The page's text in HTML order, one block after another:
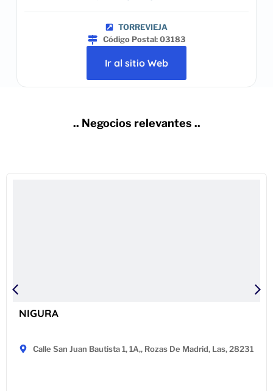
TORREVIEJA
Código Postal: 03183
Ir al sitio Web
.. Negocios relevantes ..
NIGURA
Calle San Juan Bautista 1, 1A,, Rozas De Madrid, Las, 28231